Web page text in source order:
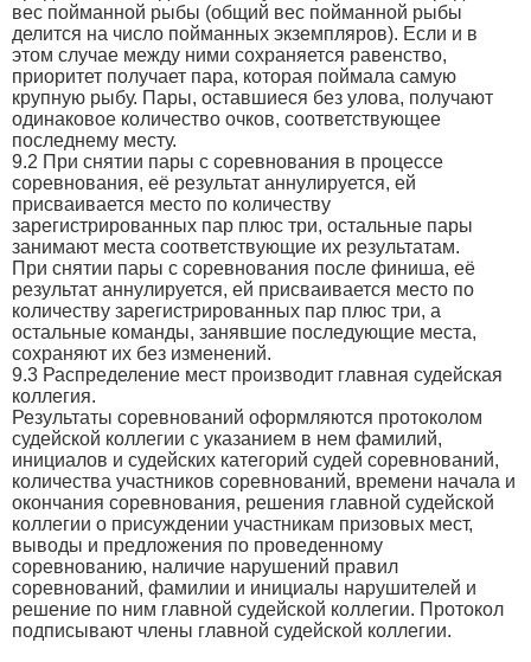
вес пойманной рыбы (общий вес пойманной рыбы
делится на число пойманных экземпляров). Если и в
этом случае между ними сохраняется равенство,
приоритет получает пара, которая поймала самую
крупную рыбу. Пары, оставшиеся без улова, получают
одинаковое количество очков, соответствующее
последнему месту.
9.2 При снятии пары с соревнования в процессе
соревнования, её результат аннулируется, ей
присваивается место по количеству
зарегистрированных пар плюс три, остальные пары
занимают места соответствующие их результатам.
При снятии пары с соревнования после финиша, её
результат аннулируется, ей присваивается место по
количеству зарегистрированных пар плюс три, а
остальные команды, занявшие последующие места,
сохраняют их без изменений.
9.3 Распределение мест производит главная судейская
коллегия.
Результаты соревнований оформляются протоколом
судейской коллегии с указанием в нем фамилий,
инициалов и судейских категорий судей соревнований,
количества участников соревнований, времени начала и
окончания соревнования, решения главной судейской
коллегии о присуждении участникам призовых мест,
выводы и предложения по проведенному
соревнованию, наличие нарушений правил
соревнований, фамилии и инициалы нарушителей и
решение по ним главной судейской коллегии. Протокол
подписывают члены главной судейской коллегии.